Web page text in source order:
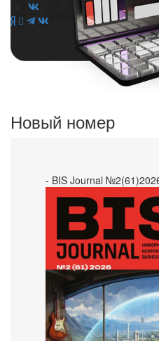
Новый номер
- BIS Journal